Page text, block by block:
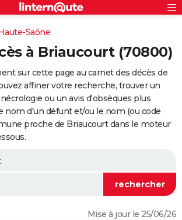
ville
S'inscrire
Connexion
Saône
à Briaucourt (70800)
sur cette page au carnet des décès de
affiner votre recherche, trouver un
ou un avis d'obsèques plus
nom d'un défunt et/ou le nom (ou code
proche de Briaucourt dans le moteur
Mise à jour le 25/06/26